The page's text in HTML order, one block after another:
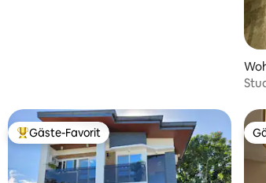
Beliebter Gäste-Favorit.
Gäste-Favorit